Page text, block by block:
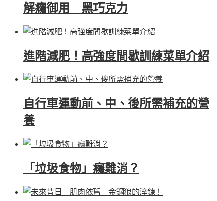
解癮御用 黑巧克力
進階減肥！高強度間歇訓練菜單介紹
自行車運動前、中、後所需補充的營
養
「垃圾食物」癮難消？